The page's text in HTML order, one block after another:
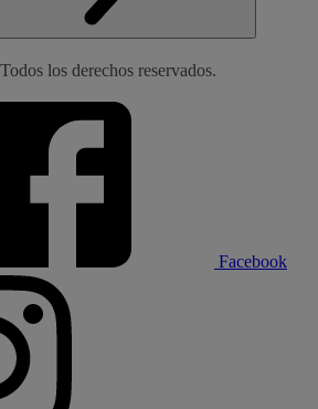
los derechos reservados.
Facebook